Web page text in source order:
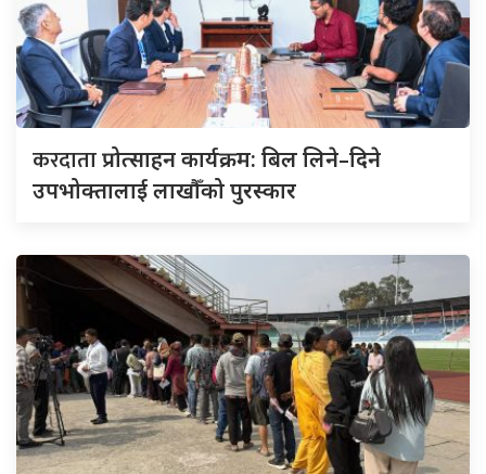
करदाताप्रोत्साहन कार्यक्रम: बिल लिने–दिने
उपभोक्तालाई लाखौँको पुरस्कार